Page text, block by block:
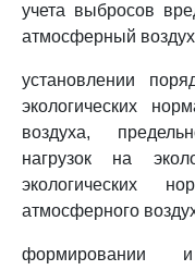
учета выбросов
атмосферный
установлении
экологических
воздуха,
нагрузок на
экологических
атмосферного
формировании